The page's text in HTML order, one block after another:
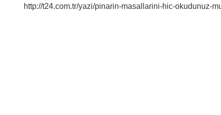
http://t24.com.tr/yazi/pinarin-masallarini-hic-okudunuz-